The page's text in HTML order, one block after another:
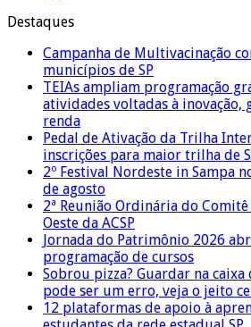
Destaques
Campanha de Multivacinação
municípios de SP
TEIAs ampliam programação
atividades voltadas à inovação,
renda
Pedal de Ativação da Trilha
inscrições para maior trilha de
2º Festival Nordeste in Sampa
de agosto
2ª Reunião Ordinária do
Oeste da ACSP
Jornada do Patrimônio 2026
programação de cursos
Sobrou pizza? Guardar na
pode ser um erro, veja o jeito
12 plataformas de apoio à